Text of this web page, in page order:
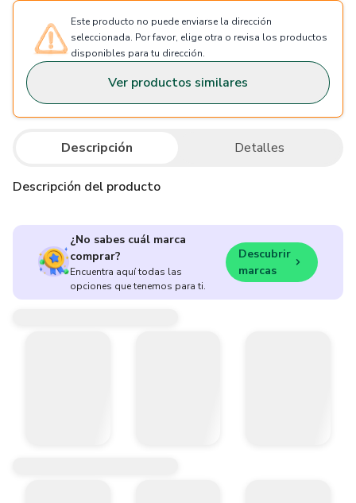
Este producto no puede enviarse la dirección
seleccionada. Por favor, elige otra o revisa los productos
disponibles para tu dirección.
Ver productos similares
Descripción Detalles
Descripción del producto
¿No sabes cuál marca
comprar?
Encuentra aquí todas las
opciones que tenemos para ti.
Descubrir
marcas